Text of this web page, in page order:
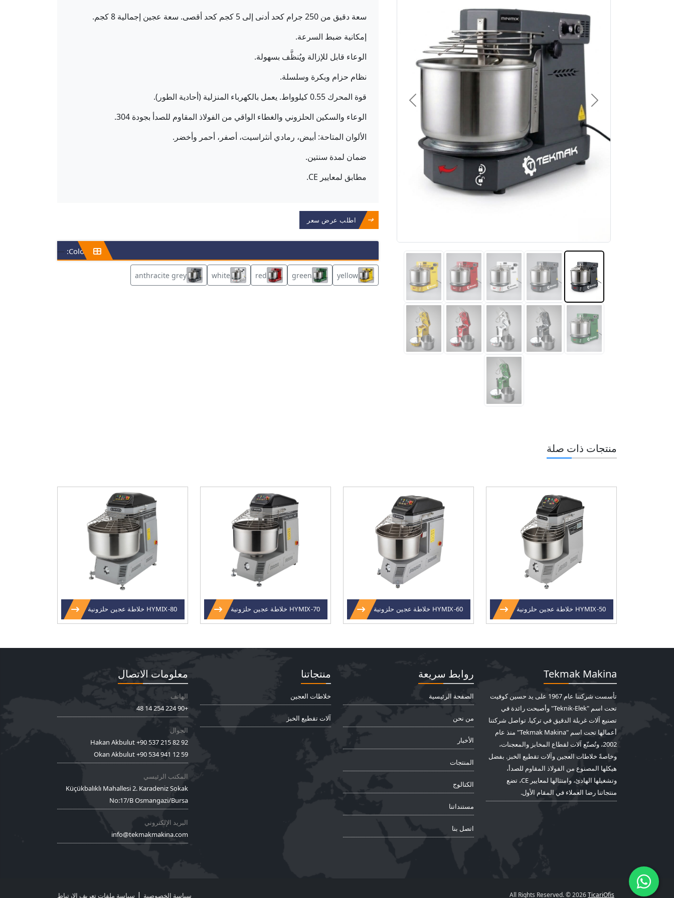
سعة دقيق من 250 جرام كحد أدنى إلى 5 كجم كحد أقصى. سعة عجين إجمالية 8 كجم.
إمكانية ضبط السرعة.
الوعاء قابل للإزالة ويُنظَّف بسهولة.
نظام حزام وبكرة وسلسلة.
قوة المحرك 0.55 كيلوواط. يعمل بالكهرباء المنزلية (أحادية الطور).
الوعاء والسكين الحلزوني والغطاء الواقي من الفولاذ المقاوم للصدأ بجودة 304.
الألوان المتاحة: أبيض، رمادي أنثراسيت، أصفر، أحمر وأخضر.
ضمان لمدة سنتين.
مطابق لمعايير CE.
اطلب عرض سعر
Color:
—
yellow
green
red
white
anthracite grey
منتجات ذات صلة
HYMIX-50 خلاطة عجين حلزونية HYMIX-60 خلاطة عجين حلزونية HYMIX-70 خلاطة عجين حلزونية HYMIX-80 خلاطة عجين حلزونية
Tekmak Makina
تأسست شركتنا عام 1967 على يد حسين كوفيت
تحت اسم "Teknik-Elek" وأصبحت رائدة في
تصنيع آلات غربلة الدقيق في تركيا. تواصل شركتنا
أعمالها تحت اسم "Tekmak Makina" منذ عام
2002، وتُصنّع آلات لقطاع المخابز والمعجنات،
وخاصةً خلاطات العجين وآلات تقطيع الخبز. بفضل
هيكلها المصنوع من الفولاذ المقاوم للصدأ،
وتشغيلها الهادئ، وامتثالها لمعايير CE، تضع
منتجاتنا رضا العملاء في المقام الأول.
روابط سريعة
الصفحة الرئيسية
من نحن
الأخبار
المنتجات
الكتالوج
مستنداتنا
اتصل بنا
منتجاتنا
خلاطات العجين
آلات تقطيع الخبز
معلومات الاتصال
الهاتف
+90 224 254 14 48
الجوال
Hakan Akbulut +90 537 215 82 92
Okan Akbulut +90 534 941 12 59
المكتب الرئيسي
Küçükbalıklı Mahallesi 2. Karadeniz Sokak
No:17/B Osmangazi/Bursa
البريد الإلكتروني
info@tekmakmakina.com
All Rights Reserved. © 2026TicariOfis سياسة الخصوصية | سياسة ملفات تعريف الارتباط